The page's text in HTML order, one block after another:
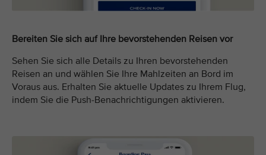
Bereiten Sie sich auf Ihre bevorstehenden Reisen vor
Sehen Sie sich alle Details zu Ihren bevorstehenden
Reisen an und wählen Sie Ihre Mahlzeiten an Bord im
Voraus aus. Erhalten Sie aktuelle Updates zu Ihrem Flug,
indem Sie die Push-Benachrichtigungen aktivieren.